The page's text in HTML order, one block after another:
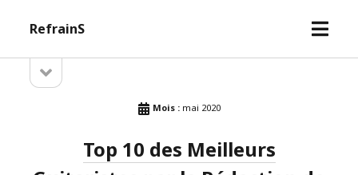
RefrainS
open
Sidebarsidebar
Mois : mai 2020
Top 10 des Meilleurs